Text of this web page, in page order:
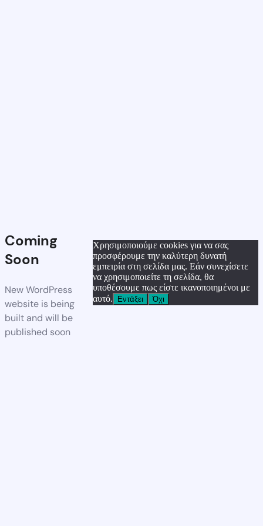
Coming
Soon
New WordPress
website is being
built and will be
published soon
Χρησιμοποιούμε cookies για να σας
προσφέρουμε την καλύτερη δυνατή
εμπειρία στη σελίδα μας. Εάν συνεχίσετε
να χρησιμοποιείτε τη σελίδα, θα
υποθέσουμε πως είστε ικανοποιημένοι με
αυτό.
Εντάξει Όχι